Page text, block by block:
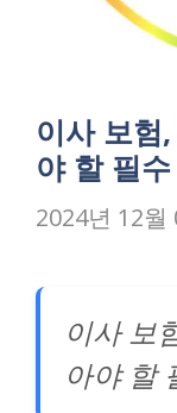
이사 보험
야 할 필
2024년 12월
이사 보
아야 할